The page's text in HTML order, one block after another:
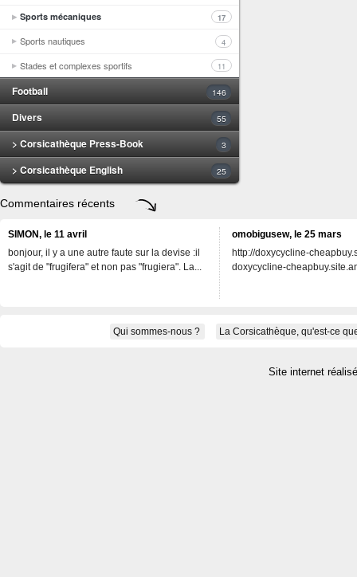
Sports mécaniques 17
Sports nautiques 4
Stades et complexes sportifs 11
Football 146
Divers 55
> Corsicathèque Press-Book 3
> Corsicathèque English 25
Commentaires récents
SIMON, le 11 avril
bonjour, il y a une autre faute sur la devise :il
s'agit de "frugifera" et non pas "frugiera". La...
omobigusew, le 25 mars
http://doxycycline-
doxycycline-
Qui sommes-nous ? La Corsicathèque, qu'est-ce
Site internet